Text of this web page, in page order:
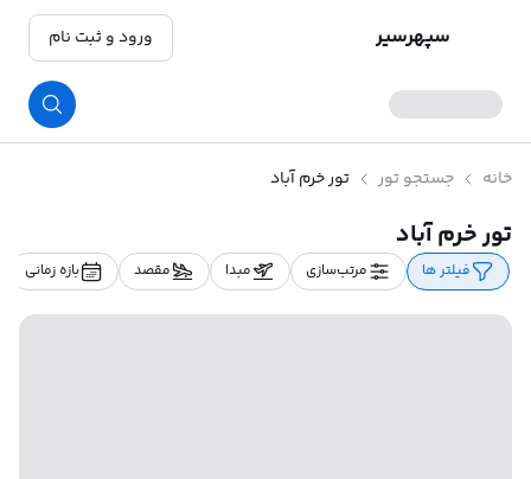
سپهرسیر ورود و ثبت نام
خانه جستجو تور تور خرم آباد
تور خرم آباد
فیلتر ها مرتب‌سازی مبدا مقصد بازه زمانی